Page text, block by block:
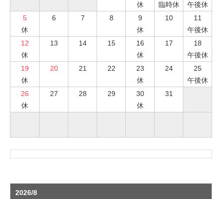
休
臨時休
午後休
5
休
6 7 8
9
休
10
11
午後休
12
休
13 14 15
16
休
17
18
午後休
19
休
20 21 22
23
休
24
25
午後休
26
休
27 28 29
30
休
31
2026/8